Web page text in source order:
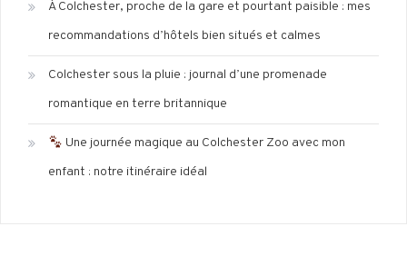
À Colchester, proche de la gare et pourtant paisible : mes
recommandations d’hôtels bien situés et calmes
Colchester sous la pluie : journal d’une promenade
romantique en terre britannique
Une journée magique au Colchester Zoo avec mon
enfant : notre itinéraire idéal